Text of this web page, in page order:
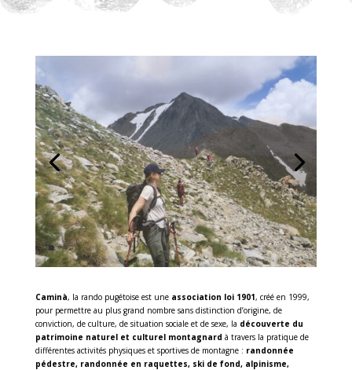
Caminà, la rando pugétoise est une association loi 1901, créé en 1999,
pour permettre au plus grand nombre sans distinction d’origine, de
conviction, de culture, de situation sociale et de sexe, la découverte du
patrimoine naturel et culturel montagnard à travers la pratique de
différentes activités physiques et sportives de montagne : randonnée
pédestre, randonnée en raquettes, ski de fond, alpinisme,